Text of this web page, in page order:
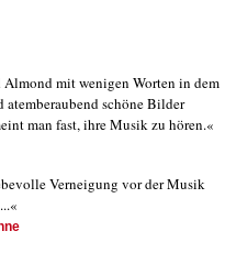
mit wenigen Worten in dem
atemberaubend schöne Bilder
man fast, ihre Musik zu hören.«
Verneigung vor der Musik